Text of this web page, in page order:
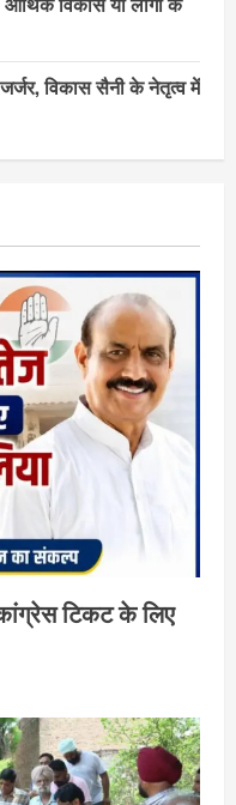
विकास सैनी के नेतृत्व में
टिकट के लिए